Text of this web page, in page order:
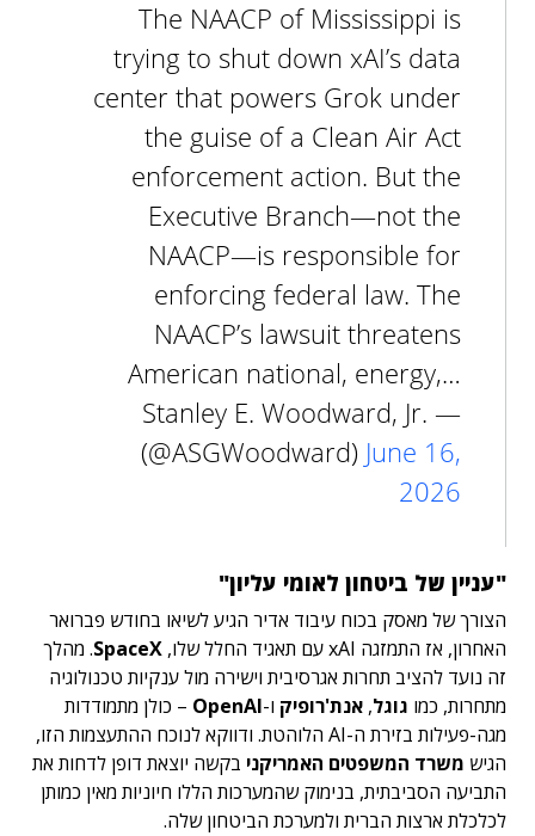
The NAACP of Mississippi is
trying to shut down xAI’s data
center that powers Grok under
the guise of a Clean Air Act
enforcement action. But the
Executive Branch—not the
NAACP—is responsible for
enforcing federal law. The
NAACP’s lawsuit threatens
American national, energy,…
— Stanley E. Woodward, Jr.
(@ASGWoodward) June 16,
2026
"עניין של ביטחון לאומי עליון"
הצורך של מאסק בכוח עיבוד אדיר הגיע לשיאו בחודש פברואר
האחרון, אז התמזגה xAI עם תאגיד החלל שלו,
SpaceX. מהלך
זה נועד להציב תחרות אגרסיבית וישירה מול ענקיות טכנולוגיה
מתחרות, כמו גוגל, אנת'רופיק ו-OpenAI – כולן מתמודדות
מגה-פעילות בזירת ה-AI הלוהטת. ודווקא לנוכח ההתעצמות הזו,
הגיש משרד המשפטים האמריקני בקשה יוצאת דופן לדחות את
התביעה הסביבתית, בנימוק שהמערכות הללו חיוניות מאין כמותן
לכלכלת ארצות הברית ולמערכת הביטחון שלה.